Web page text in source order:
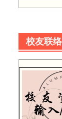
校友联